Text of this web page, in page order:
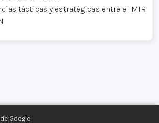
Google
tácticas y estratégicas entre el MIR